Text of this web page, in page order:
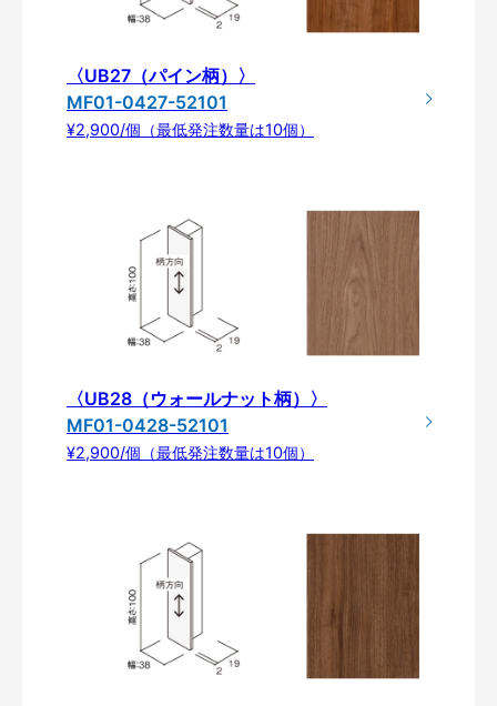
〈UB27（パイン柄）〉
MF01-0427-52101
¥2,900/個（最低発注数量は10個）
〈UB28（ウォールナット柄）〉
MF01-0428-52101
¥2,900/個（最低発注数量は10個）